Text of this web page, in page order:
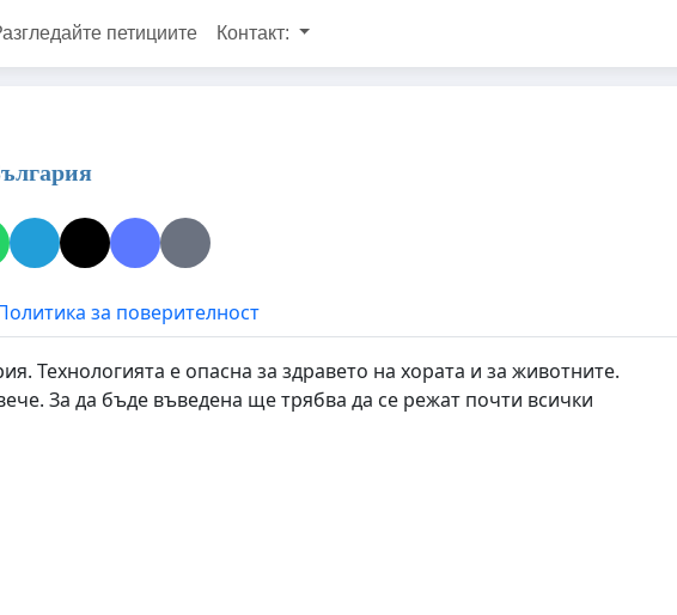
петициите Контакт:
за поверителност
Технологията е опасна за здравето на хората и за животните.
За да бъде въведена ще трябва да се режат почти всички